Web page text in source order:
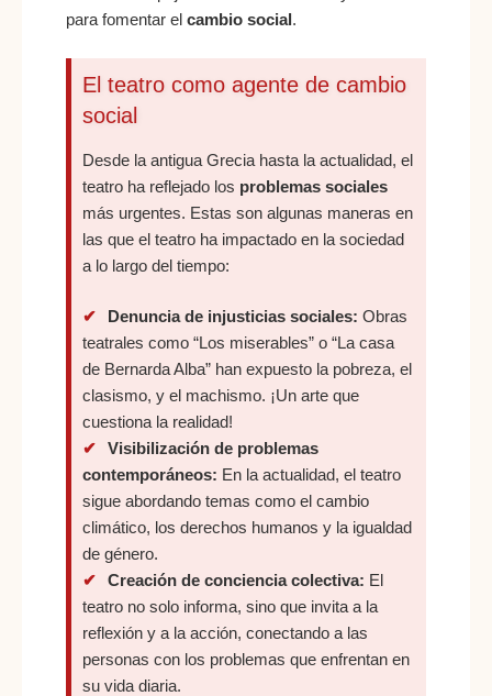
para fomentar el cambio social.
El teatro como agente de cambio
social
Desde la antigua Grecia hasta la actualidad, el
teatro ha reflejado los problemas sociales
más urgentes. Estas son algunas maneras en
las que el teatro ha impactado en la sociedad
a lo largo del tiempo:
Denuncia de injusticias sociales: Obras
teatrales como “Los miserables” o “La casa
de Bernarda Alba” han expuesto la pobreza, el
clasismo, y el machismo. ¡Un arte que
cuestiona la realidad!
Visibilización de problemas
contemporáneos: En la actualidad, el teatro
sigue abordando temas como el cambio
climático, los derechos humanos y la igualdad
de género.
Creación de conciencia colectiva: El
teatro no solo informa, sino que invita a la
reflexión y a la acción, conectando a las
personas con los problemas que enfrentan en
su vida diaria.